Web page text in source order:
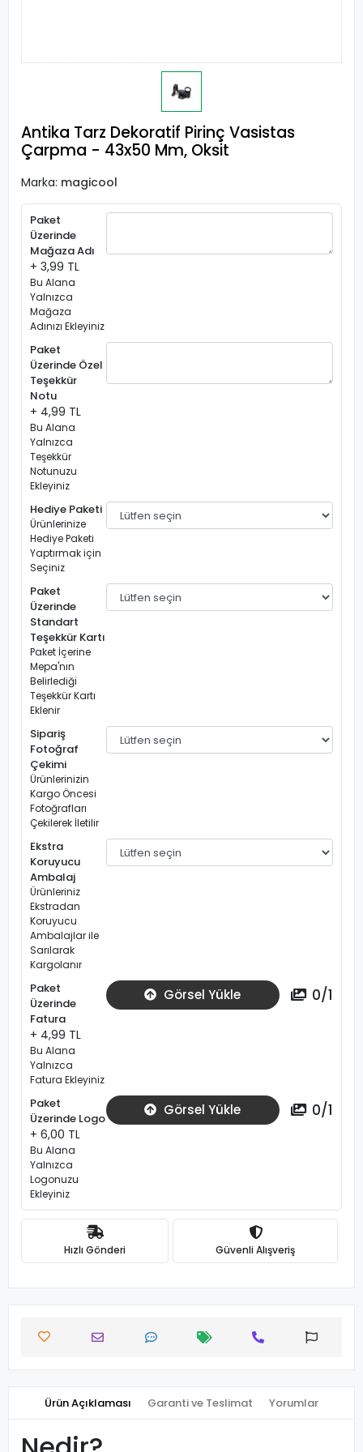
Antika Tarz Dekoratif Pirinç Vasistas
Çarpma - 43x50 Mm, Oksit
Marka: magicool
Paket
Üzerinde
Mağaza Adı
+ 3,99 TL
Bu Alana
Yalnızca
Mağaza
Adınızı Ekleyiniz
Paket
Üzerinde Özel
Teşekkür
Notu
+ 4,99 TL
Bu Alana
Yalnızca
Teşekkür
Notunuzu
Ekleyiniz
Hediye Paketi
Ürünlerinize
Hediye Paketi
Yaptırmak için
Seçiniz
Paket
Üzerinde
Standart
Teşekkür Kartı
Paket İçerine
Mepa'nın
Belirlediği
Teşekkür Kartı
Eklenir
Sipariş
Fotoğraf
Çekimi
Ürünlerinizin
Kargo Öncesi
Fotoğrafları
Çekilerek İletilir
Ekstra
Koruyucu
Ambalaj
Ürünleriniz
Ekstradan
Koruyucu
Ambalajlar ile
Sarılarak
Kargolanır
Paket
Üzerinde
Fatura
+ 4,99 TL
Bu Alana
Yalnızca
Fatura Ekleyiniz
Görsel Yükle 0/1
Paket
Üzerinde Logo
+ 6,00 TL
Bu Alana
Yalnızca
Logonuzu
Ekleyiniz
Görsel Yükle 0/1
Hızlı Gönderi Güvenli Alışveriş
Ürün Açıklaması Garanti ve Teslimat Yorumlar